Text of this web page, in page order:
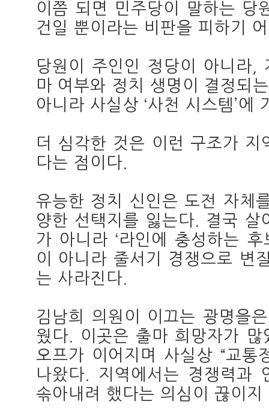
이쯤 되면 민주당이 말하는 당
건일 뿐이라는 비판을 피하기
당원이 주인인 정당이 아니라,
마 여부와 정치 생명이 결정되
아니라 사실상 ‘사천 시스템’에
더 심각한 것은 이런 구조가
다는 점이다.
유능한 정치 신인은 도전 자체
양한 선택지를 잃는다. 결국
가 아니라 ‘라인에 충성하는
이 아니라 줄서기 경쟁으로 변
는 사라진다.
김남희 의원이 이끄는 광명을
웠다. 이곳은 출마 희망자가
오프가 이어지며 사실상 “교통
나왔다. 지역에서는 경쟁력과
솎아내려 했다는 의심이 끊이지